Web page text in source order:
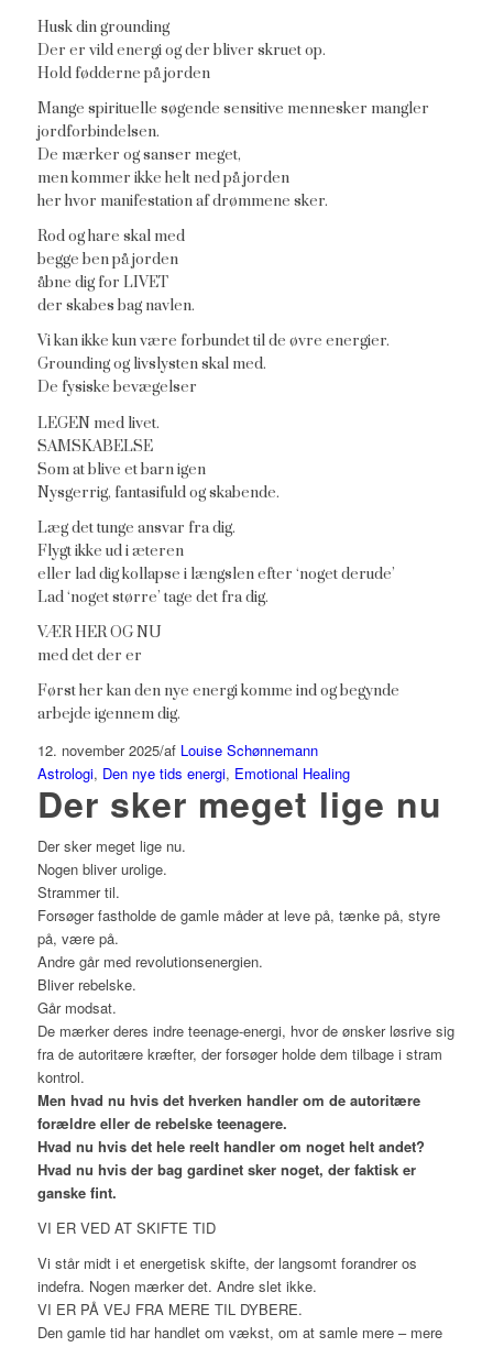
Husk din grounding
Der er vild energi og der bliver skruet op.
Hold fødderne på jorden
Mange spirituelle søgende sensitive mennesker mangler
jordforbindelsen.
De mærker og sanser meget,
men kommer ikke helt ned på jorden
her hvor manifestation af drømmene sker.
Rod og hare skal med
begge ben på jorden
åbne dig for LIVET
der skabes bag navlen.
Vi kan ikke kun være forbundet til de øvre energier.
Grounding og livslysten skal med.
De fysiske bevægelser
LEGEN med livet.
SAMSKABELSE
Som at blive et barn igen
Nysgerrig, fantasifuld og skabende.
Læg det tunge ansvar fra dig.
Flygt ikke ud i æteren
eller lad dig kollapse i længslen efter ‘noget derude’
Lad ‘noget større’ tage det fra dig.
VÆR HER OG NU
med det der er
Først her kan den nye energi komme ind og begynde
arbejde igennem dig.
12. november 2025/af Louise Schønnemann
Astrologi, Den nye tids energi, Emotional Healing
Der sker meget lige nu
Der sker meget lige nu.
Nogen bliver urolige.
Strammer til.
Forsøger fastholde de gamle måder at leve på, tænke på, styre
på, være på.
Andre går med revolutionsenergien.
Bliver rebelske.
Går modsat.
De mærker deres indre teenage-energi, hvor de ønsker løsrive sig
fra de autoritære kræfter, der forsøger holde dem tilbage i stram
kontrol.
Men hvad nu hvis det hverken handler om de autoritære
forældre eller de rebelske teenagere.
Hvad nu hvis det hele reelt handler om noget helt andet?
Hvad nu hvis der bag gardinet sker noget, der faktisk er
ganske fint.
VI ER VED AT SKIFTE TID
Vi står midt i et energetisk skifte, der langsomt forandrer os
indefra. Nogen mærker det. Andre slet ikke.
VI ER PÅ VEJ FRA MERE TIL DYBERE.
Den gamle tid har handlet om vækst, om at samle mere – mere